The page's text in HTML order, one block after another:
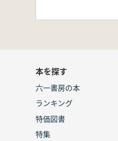
本を探す
六一書房の本
ランキング
特価図書
特集